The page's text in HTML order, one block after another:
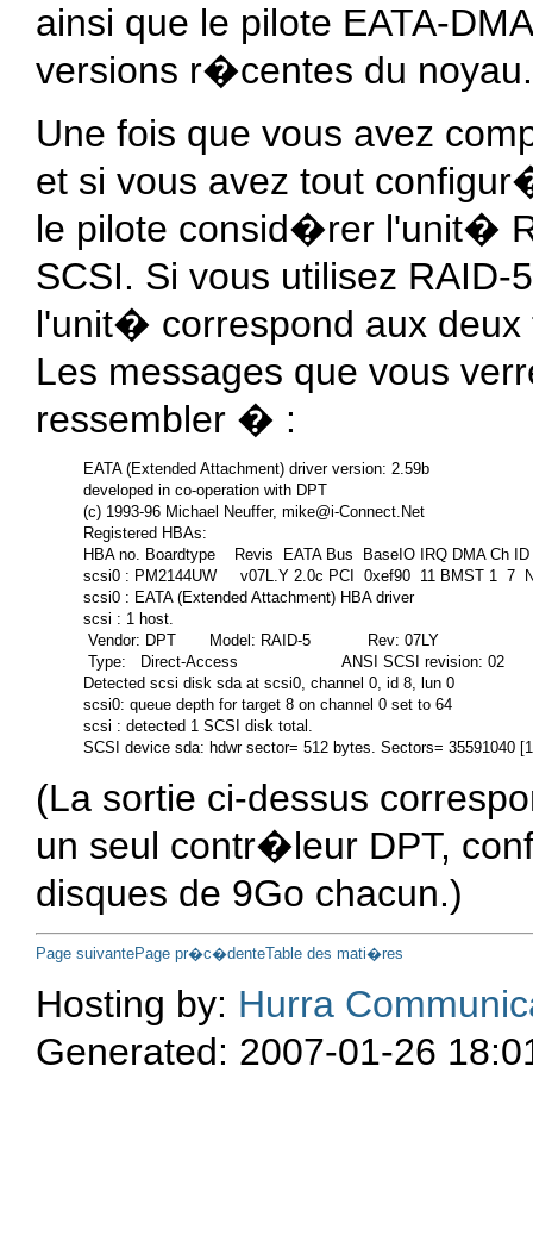
ainsi que le pilote EATA-
versions r�centes du noyau.
Une fois que vous avez
et si vous avez tout
le pilote consid�rer l'unit�
SCSI. Si vous utilisez
l'unit� correspond aux deux
Les messages que vous
ressembler � :
EATA (Extended Attachment) driver version: 2.59b
developed in co-operation with DPT
(c) 1993-96 Michael Neuffer, mike@i-Connect.Net
Registered HBAs:
HBA no. Boardtype    Revis  EATA Bus  BaseIO IRQ DMA Ch
scsi0 : PM2144UW     v07L.Y 2.0c PCI  0xef90  11 BMST 1  7
scsi0 : EATA (Extended Attachment) HBA driver
scsi : 1 host.
Vendor: DPT       Model: RAID-5            Rev: 07LY
Type:   Direct-Access                      ANSI SCSI revision: 02
Detected scsi disk sda at scsi0, channel 0, id 8, lun 0
scsi0: queue depth for target 8 on channel 0 set to 64
scsi : detected 1 SCSI disk total.
(La sortie ci-dessus
un seul contr�leur DPT,
disques de 9Go chacun.)
Page suivantePage pr�c�denteTable des mati�res
Hosting by: Hurra
Generated: 2007-01-26